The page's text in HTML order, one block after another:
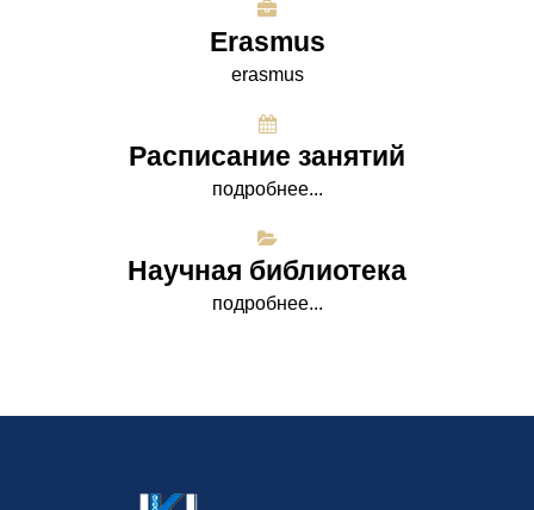
Erasmus
erasmus
Расписание занятий
подробнее...
Научная библиотека
подробнее...